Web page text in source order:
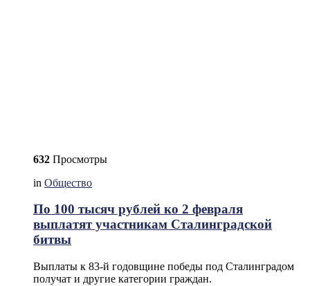
632 Просмотры
in Общество
По 100 тысяч рублей ко 2 февраля
выплатят участникам Сталинградской
битвы
Выплаты к 83-й годовщине победы под Сталинградом
получат и другие категории граждан.